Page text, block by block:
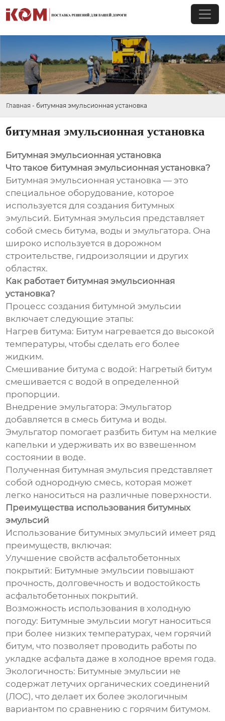
Главная - битумная эмульсионная установка
битумная эмульсионная установка
Битумная эмульсионная установка
Что такое битумная эмульсионная установка?
Битумная эмульсионная установка — это
специальное оборудование, которое
используется для создания битумных
эмульсий. Битумная эмульсия представляет
собой смесь битума, воды и эмульгатора. Она
широко используется в дорожном
строительстве, гидроизоляции и других
областях.
Как работает битумная эмульсионная
установка?
Процесс создания битумной эмульсии
включает следующие этапы:
Нагрев битума: Битум нагревается до высокой
температуры, чтобы сделать его более
жидким.
Смешивание битума с водой: Нагретый битум
смешивается с водой в определенной
пропорции.
Внедрение эмульгатора: Эмульгатор
добавляется в смесь битума и воды.
Эмульгатор помогает разбить битум на мелкие
капельки и удерживать их во взвешенном
состоянии в воде.
Полученная битумная эмульсия представляет
собой однородную смесь, которая может
легко наноситься на различные поверхности.
Преимущества использования битумных
эмульсий
Использование битумных эмульсий имеет ряд
преимуществ, включая:
Улучшение свойств асфальтобетонных
покрытий: Битумные эмульсии повышают
прочность, долговечность и водостойкость
асфальтобетонных покрытий.
Возможность использования в холодную
погоду: Битумные эмульсии могут наноситься
при более низких температурах, чем горячий
битум, что позволяет проводить работы по
укладке асфальта даже в холодное время года.
Экологичность: Битумные эмульсии не
содержат летучих органических соединений
(ЛОС), что делает их более экологичным
вариантом по сравнению с горячим битумом.